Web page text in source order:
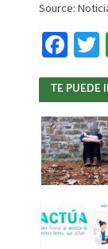
Source:
Fa
ce
b
o
o
k
TE PUEDE